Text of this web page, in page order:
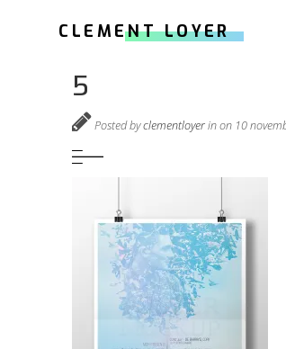
CLEMENT LOYER
5
Posted byclementloyerin on 10